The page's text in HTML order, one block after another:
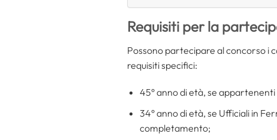
Requisiti per la
Possono partecipare al concorso i
requisiti specifici:
45° anno di età, se
34° anno di età, se Ufficiali in
completamento;